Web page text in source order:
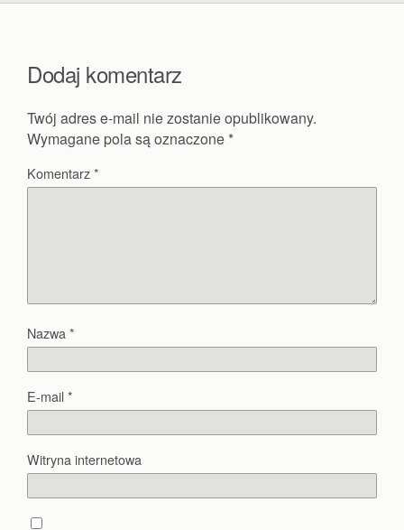
Dodaj komentarz
Twój adres e-mail nie zostanie opublikowany.
Wymagane pola są oznaczone *
Komentarz*
Nazwa *
E-mail*
Witryna internetowa